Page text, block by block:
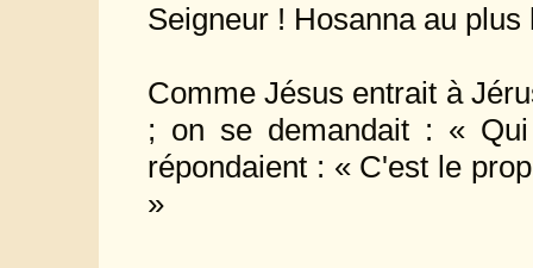
Seigneur ! Hosanna au
Comme Jésus entrait à
; on se demandait : «
répondaient : « C'est le
»